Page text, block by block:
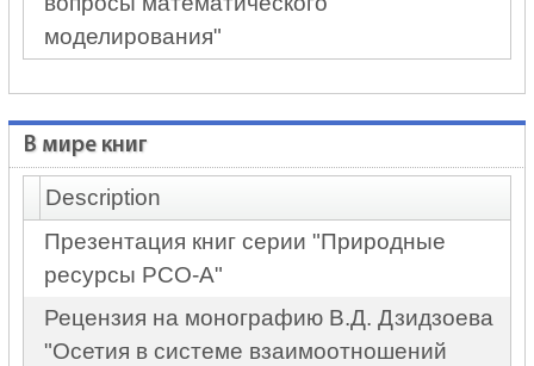
моделирования"
В мире книг
Description
Презентация книг серии "Природные
ресурсы РСО-А"
Рецензия на монографию В.Д. Дзидзоева
"Осетия в системе взаимоотношений